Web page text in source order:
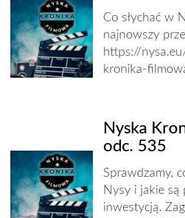
Co słychać w
najnowszy
https://
kronika-
Nyska
odc. 535
Sprawdzamy,
Nysy i jakie są
inwestycją.